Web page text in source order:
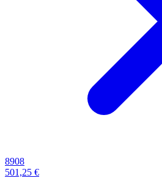
8908
501,25 €